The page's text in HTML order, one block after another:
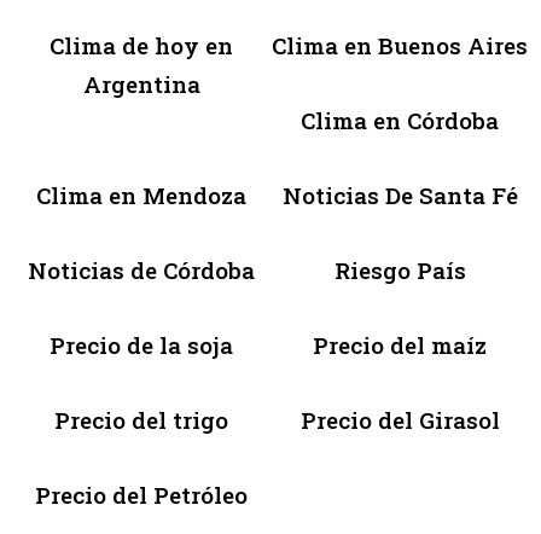
Clima de hoy en
Argentina
Clima en Buenos Aires
Clima en Córdoba
Clima en Mendoza Noticias De Santa Fé
Noticias de Córdoba Riesgo País
Precio de la soja Precio del maíz
Precio del trigo Precio del Girasol
Precio del Petróleo